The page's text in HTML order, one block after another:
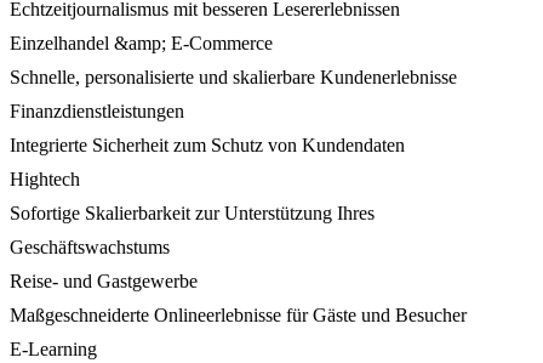
Echtzeitjournalismus mit besseren Lesererlebnissen
Einzelhandel &amp; E-Commerce
Schnelle, personalisierte und skalierbare Kundenerlebnisse
Finanzdienstleistungen
Integrierte Sicherheit zum Schutz von Kundendaten
Hightech
Sofortige Skalierbarkeit zur Unterstützung Ihres
Geschäftswachstums
Reise- und Gastgewerbe
Maßgeschneiderte Onlineerlebnisse für Gäste und Besucher
E-Learning